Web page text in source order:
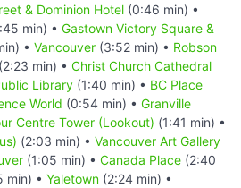
& Dominion Hotel (0:46 min) •
min) • Gastown Victory Square &
• Vancouver (3:52 min) • Robson
(2:23 min) • Christ Church Cathedral
Library (1:40 min) • BC Place
World (0:54 min) • Granville
Centre Tower (Lookout) (1:41 min) •
(2:03 min) • Vancouver Art Gallery
(1:05 min) • Canada Place (2:40
min) • Yaletown (2:24 min) •